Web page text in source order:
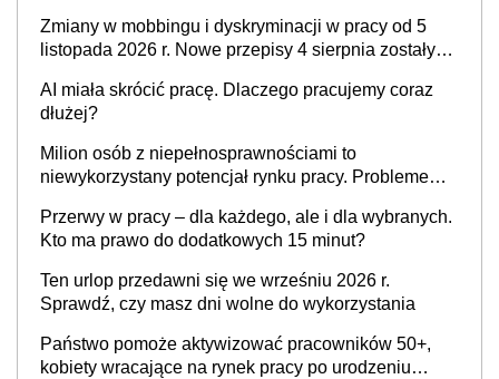
Zmiany w mobbingu i dyskryminacji w pracy od 5
listopada 2026 r. Nowe przepisy 4 sierpnia zostały
AI miała skrócić pracę. Dlaczego pracujemy coraz
dłużej?
Milion osób z niepełnosprawnościami to
niewykorzystany potencjał rynku pracy. Problemem
refundacji, ale bariery po stronie systemu i
świadomości pracodawców [WYWIAD]
Przerwy w pracy – dla każdego, ale i dla wybranych.
Kto ma prawo do dodatkowych 15 minut?
Ten urlop przedawni się we wrześniu 2026 r.
Sprawdź, czy masz dni wolne do wykorzystania
Państwo pomoże aktywizować pracowników 50+,
kobiety wracające na rynek pracy po urodzeniu